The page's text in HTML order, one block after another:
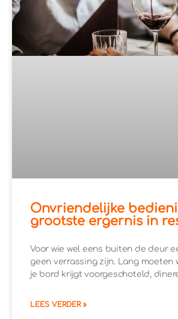
Onvriendelijke
grootste ergernis in
Voor wie wel eens buiten de deur
geen verrassing zijn. Lang moeten
je bord krijgt voorgeschoteld,
LEES VERDER »